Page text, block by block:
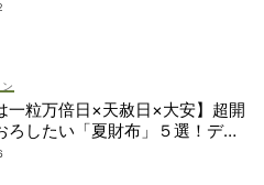
一粒万倍日×天赦日×大安】超開
ろしたい「夏財布」５選！ディ
ロエベ…